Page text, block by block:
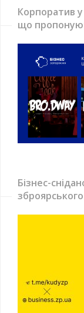
Корпоратив у
що
Бізнес-
зброярського